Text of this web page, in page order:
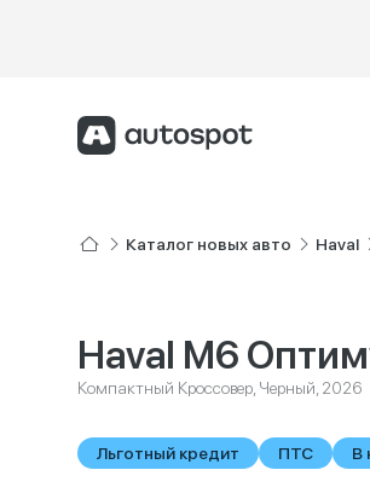
Каталог новых авто Haval
Haval M6
Компактный Кроссовер, Черный, 2026
Льготный кредит ПТС В